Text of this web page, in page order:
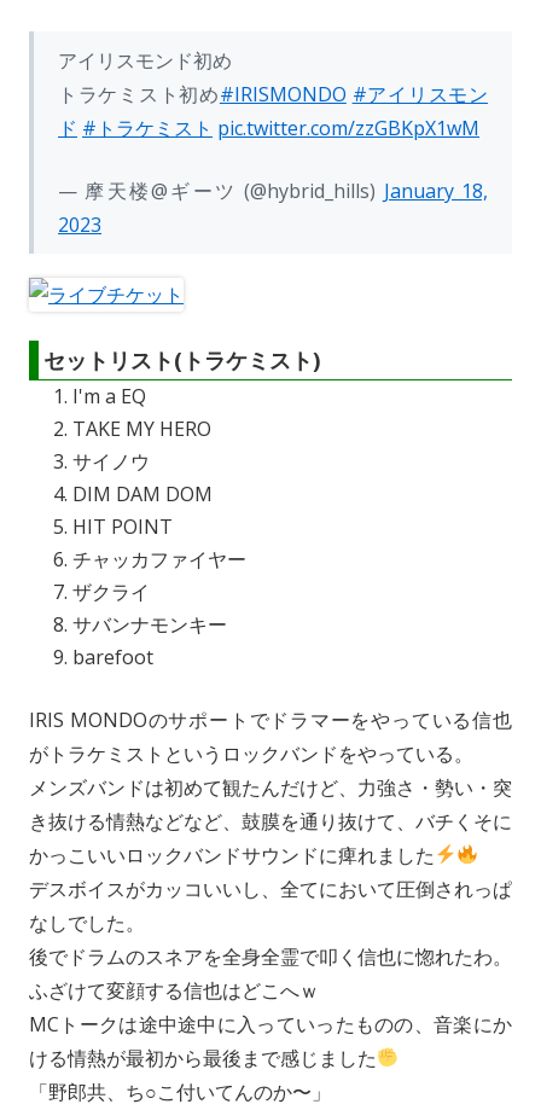
アイリスモンド初め
トラケミスト初め#IRISMONDO #アイリスモン
ド #トラケミスト pic.twitter.com/zzGBKpX1wM
— 摩天楼@ギーツ (@hybrid_hills) January 18,
2023
セットリスト(トラケミスト)
I'm a EQ
TAKE MY HERO
サイノウ
DIM DAM DOM
HIT POINT
チャッカファイヤー
ザクライ
サバンナモンキー
barefoot
IRIS MONDOのサポートでドラマーをやっている信也
がトラケミストというロックバンドをやっている。
メンズバンドは初めて観たんだけど、力強さ・勢い・突
き抜ける情熱などなど、鼓膜を通り抜けて、バチくそに
かっこいいロックバンドサウンドに痺れました
デスボイスがカッコいいし、全てにおいて圧倒されっぱ
なしでした。
後でドラムのスネアを全身全霊で叩く信也に惚れたわ。
ふざけて変顔する信也はどこへｗ
MCトークは途中途中に入っていったものの、音楽にか
ける情熱が最初から最後まで感じました
「野郎共、ち○こ付いてんのか〜」